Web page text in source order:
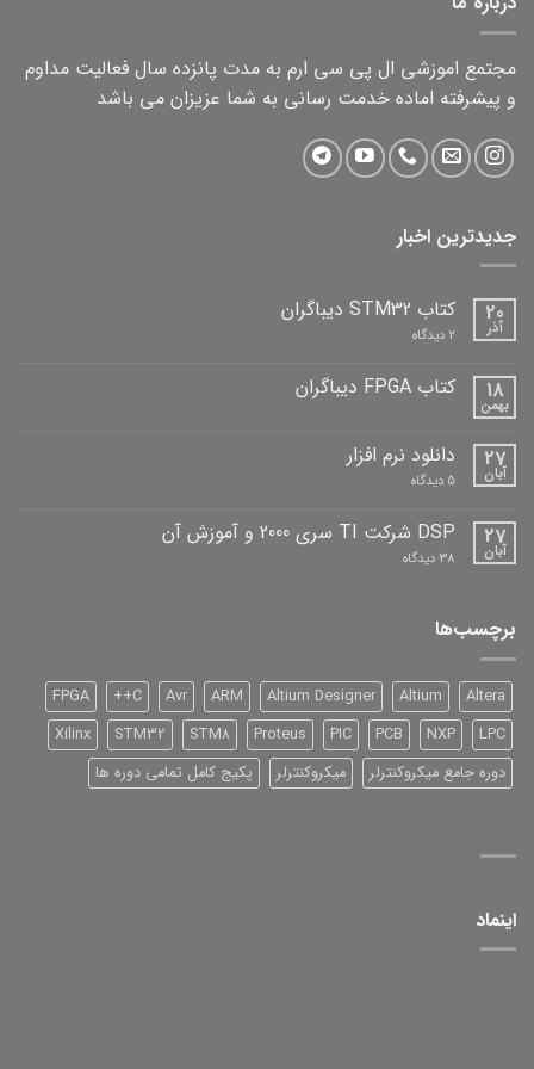
مجتمع اموزشی ال پی سی ارم به مدت پانزده سال فعالیت مداوم
و پیشرفته اماده خدمت رسانی به شما عزیزان می باشد
جدیدترین اخبار
20
آذر
کتاب STM32 دیباگران
2 دیدگاه برای
دیباگران 18
بهمن
کتاب FPGA دیباگران
کتاب
FPGA
دیباگران
ثبت
نشده 27
آبان
دانلود نرم افزار
5 دیدگاه برای
افزار 27
آبان
DSP شرکت TI سری 2000 و آموزش آن
38 دیدگاه برای
آن
برچسب‌ها
Altera
Altium
Altium Designer
ARM
Avr
C++
FPGA
LPC
NXP
PCB
PIC
Proteus
STM8
STM32
Xilinx
دوره جامع میکروکنترلر
میکروکنترلر پکیج کامل تمامی دوره ها
اینماد